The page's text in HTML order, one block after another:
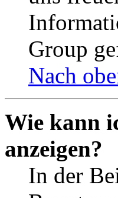
Group
Nach
Wie kann
anzeigen?
In der